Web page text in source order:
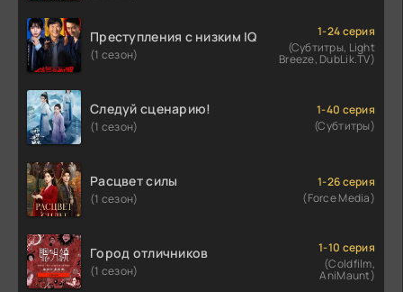
Преступления с низким IQ
(1 сезон)
1-24 серия
(Субтитры, Light
Breeze, DubLik.TV)
Следуй сценарию!
(1 сезон)
1-40 серия
(Субтитры)
Расцвет силы
(1 сезон)
1-26 серия
(Force Media)
Город отличников
(1 сезон)
1-10 серия
(Coldfilm,
AniMaunt)